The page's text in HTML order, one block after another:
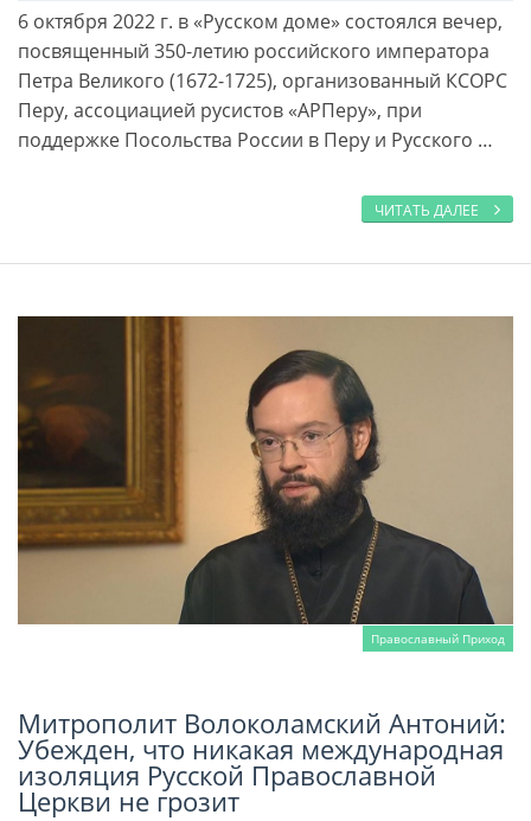
6 октября 2022 г. в «Русском доме» состоялся вечер,
посвященный 350-летию российского императора
Петра Великого (1672-1725), организованный КСОРС
Перу, ассоциацией русистов «АРПеру», при
поддержке Посольства России в Перу и Русского …
ЧИТАТЬ ДАЛЕЕ
Православный Приход
Читать далее
Митрополит Волоколамский Антоний:
Убежден, что никакая международная
изоляция Русской Православной
Церкви не грозит